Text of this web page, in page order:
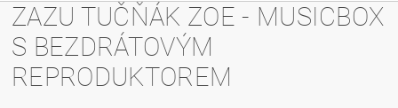
ZAZU TUČŇÁK ZOE - MUSICBOX
S BEZDRÁTOVÝM
REPRODUKTOREM